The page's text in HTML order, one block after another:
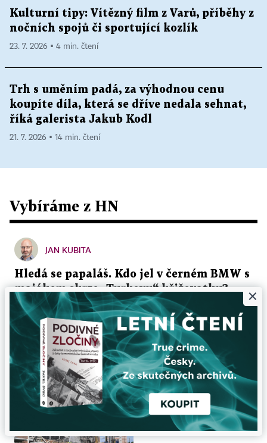
Kulturní tipy: Vítězný film z Varů, příběhy z
nočních spojů či sportující kozlík
23. 7. 2026 ▪ 4 min. čtení
Trh s uměním padá, za výhodnou cenu
koupíte díla, která se dříve nedala sehnat,
říká galerista Jakub Kodl
21. 7. 2026 ▪ 14 min. čtení
Vybíráme z HN
JAN KUBITA
Hledá se papaláš. Kdo jel v černém BMW s
majákem skrze „Turkovu“ křižovatku?
Před několika dny se do jedné pražské křižovatky
přihnalo obří luxusní BMW se začerněnými skly a
blikajícím majáčkem na střeše. Na červenou...
4. 8. 2026 ▪ 6 min. čtení
×